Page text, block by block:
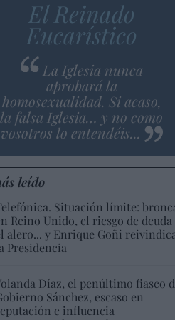
El Reinado
Eucarístico
La Iglesia nunca
aprobará la
homosexualidad. Si acaso,
la falsa Iglesia… y no como
vosotros lo entendéis...
leído
Situación límite:
Reino Unido, el riesgo de deuda
alero... y Enrique Goñi
Presidencia
Díaz, el penúltimo fiasco
Sánchez, escaso en
e influencia